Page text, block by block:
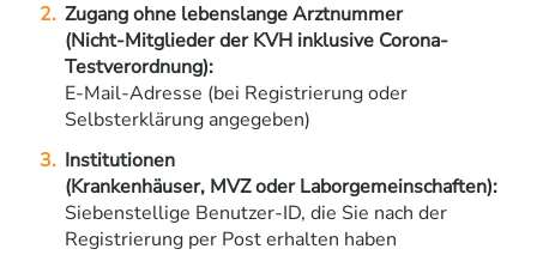
Zugang ohne lebenslange Arztnummer
(Nicht-Mitglieder der KVH inklusive Corona-
Testverordnung):
E-Mail-Adresse (bei Registrierung oder
Selbsterklärung angegeben)
Institutionen
(Krankenhäuser, MVZ oder Laborgemeinschaften):
Siebenstellige Benutzer-ID, die Sie nach der
Registrierung per Post erhalten haben